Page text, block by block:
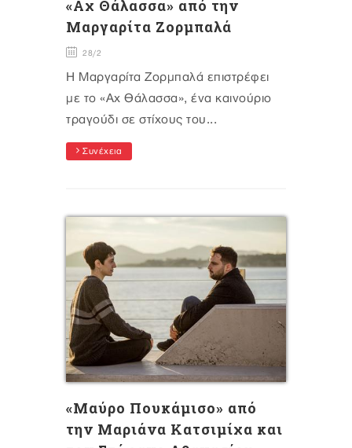
«Αχ Θάλασσα» από την
Μαργαρίτα Ζορμπαλά
28/2
Η Μαργαρίτα Ζορμπαλά επιστρέφει
με το «Αχ Θάλασσα», ένα καινούριο
τραγούδι σε στίχους του...
Συνέχεια
«Μαύρο Πουκάμισο» από
την Μαριάνα Κατσιμίχα και